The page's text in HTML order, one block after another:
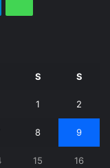
S S
1 2
8 9
15 16